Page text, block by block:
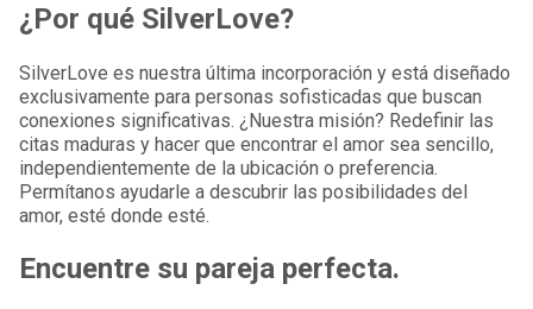
¿Por qué SilverLove?
SilverLove es nuestra última incorporación y está diseñado
exclusivamente para personas sofisticadas que buscan
conexiones significativas. ¿Nuestra misión? Redefinir las
citas maduras y hacer que encontrar el amor sea sencillo,
independientemente de la ubicación o preferencia.
Permítanos ayudarle a descubrir las posibilidades del
amor, esté donde esté.
Encuentre su pareja perfecta.